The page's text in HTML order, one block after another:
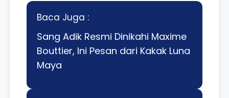
Baca Juga :
Sang Adik Resmi Dinikahi Maxime
Bouttier, Ini Pesan dari Kakak Luna
Maya